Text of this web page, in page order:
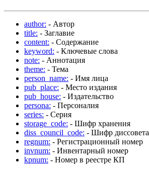
author: - Автор
title: - Заглавие
content: - Содержание
keyword: - Ключевые слова
note: - Аннотация
theme: - Тема
person_name: - Имя лица
pub_place: - Место издания
pub_house: - Издательство
persona: - Персоналия
series: - Серия
storage_code: - Шифр хранения
diss_council_code: - Шифр диссовета
regnum: - Регистрационный номер
invnum: - Инвентарный номер
kpnum: - Номер в реестре КП